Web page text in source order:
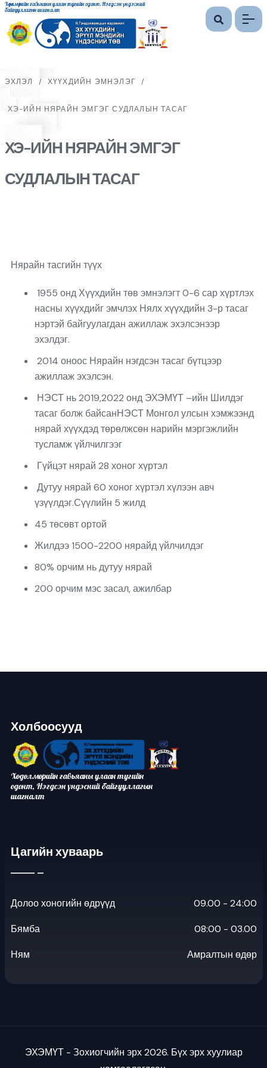
Хөдөлмөрийн гавьяаны улаан тугийн одонт, Нэгдсэн үндэсний
байгууллагын шагналт
ЭХЛЭЛ / ХҮҮХДИЙН ЭМНЭЛЭГ /
ХЭ-ИЙН НЯРАЙН ЭМГЭГ СУДЛАЛЫН ТАСАГ
ХЭ-ИЙН НЯРАЙН ЭМГЭГ
СУДЛАЛЫН ТАСАГ
Нярайн тасгийн түүх
1955 онд Хүүхдийн төв эмнэлэгт 0-6 сар хүртлэх
насны хүүхдийг эмчлэх Нялх хүүхдийн 3-р тасаг
нэртэй байгуулагдан ажиллаж эхэлсэнээр
эхэлдэг.
2014 оноос Нярайн нэгдсэн тасаг бүтцээр
ажиллаж эхэлсэн.
НЭСТ нь 2019,2022 онд ЭХЭМҮТ –ийн Шилдэг
тасаг болж байсанНЭСТ Монгол улсын хэмжээнд
нярай хүүхдэд төрөлжсөн нарийн мэргэжлийн
тусламж үйлчилгээг
Гүйцэт нярай 28 хоног хүртэл
Дутуу нярай 60 хоног хүртэл хүлээн авч
үзүүлдэг.Сүүлийн 5 жилд
45 төсөвт ортой
Жилдээ 1500-2200 нярайд үйлчилдэг
80% орчим нь дутуу нярай
200 орчим мэс засал, ажилбар
Холбоосууд
Хөдөлмөрийн гавьяаны улаан тугийн
одонт, Нэгдсэн үндэсний байгууллагын
шагналт
Цагийн хуваарь
Долоо хоногийн өдрүүд 09.00 - 24:00
Бямба 08:00 - 03.00
Ням Амралтын өдөр
ЭХЭМҮТ - Зохиогчийн эрх 2026. Бүх эрх хуулиар